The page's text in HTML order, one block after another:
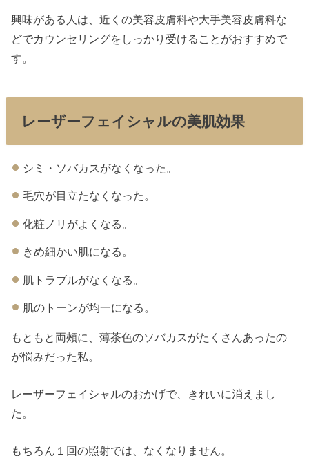
興味がある人は、近くの美容皮膚科や大手美容皮膚科な
どでカウンセリングをしっかり受けることがおすすめで
す。
レーザーフェイシャルの美肌効果
シミ・ソバカスがなくなった。
毛穴が目立たなくなった。
化粧ノリがよくなる。
きめ細かい肌になる。
肌トラブルがなくなる。
肌のトーンが均一になる。
もともと両頰に、薄茶色のソバカスがたくさんあったの
が悩みだった私。
レーザーフェイシャルのおかげで、きれいに消えまし
た。
もちろん１回の照射では、なくなりません。